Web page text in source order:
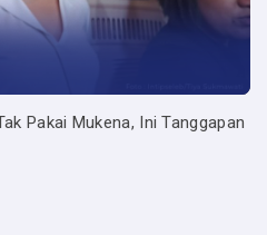
Pakai Mukena, Ini Tanggapan